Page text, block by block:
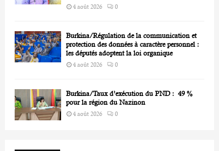
4 août 2026 0
Burkina/Régulation de la communication et
protection des données à caractère personnel :
les députés adoptent la loi organique
4 août 2026 0
Burkina/Taux d’exécution du PND : 49 %
pour la région du Nazinon
4 août 2026 0